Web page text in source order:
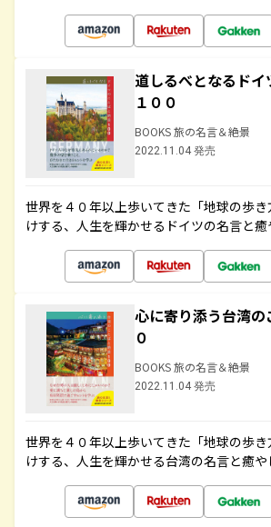
道しるべとなるド
１００
BOOKS 旅の名言＆絶景
2022.11.04 発売
世界を４０年以上歩いてきた「地球の歩
けする、人生を輝かせるドイツの名言と
心に寄り添う台湾の
０
BOOKS 旅の名言＆絶景
2022.11.04 発売
世界を４０年以上歩いてきた「地球の歩
けする、人生を輝かせる台湾の名言と癒